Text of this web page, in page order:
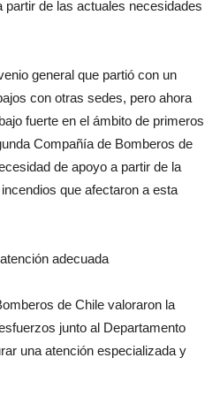
de las actuales necesidades
general que partió con un
con otras sedes, pero ahora
fuerte en el ámbito de primeros
Compañía de Bomberos de
de apoyo a partir de la
que afectaron a esta
adecuada
de Chile valoraron la
junto al Departamento
una atención especializada y